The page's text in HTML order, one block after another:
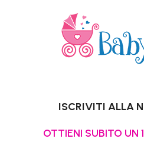
ISCRIVITI ALLA
OTTIENI SUBITO UN